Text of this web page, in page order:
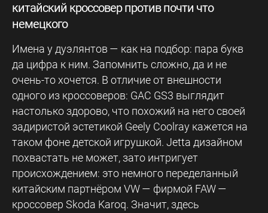
китайский кроссовер против почти что
немецкого
Имена у дуэлянтов — как на подбор: пара букв
да цифра к ним. Запомнить сложно, да и не
очень-то хочется. В отличие от внешности
одного из кроссоверов: GAC GS3 выглядит
настолько здорово, что похожий на него своей
задиристой эстетикой Geely Coolray кажется на
таком фоне детской игрушкой. Jetta дизайном
похвастать не может, зато интригует
происхождением: это немного переделанный
китайским партнёром VW — фирмой FAW —
кроссовер Skoda Karoq. Значит, здесь